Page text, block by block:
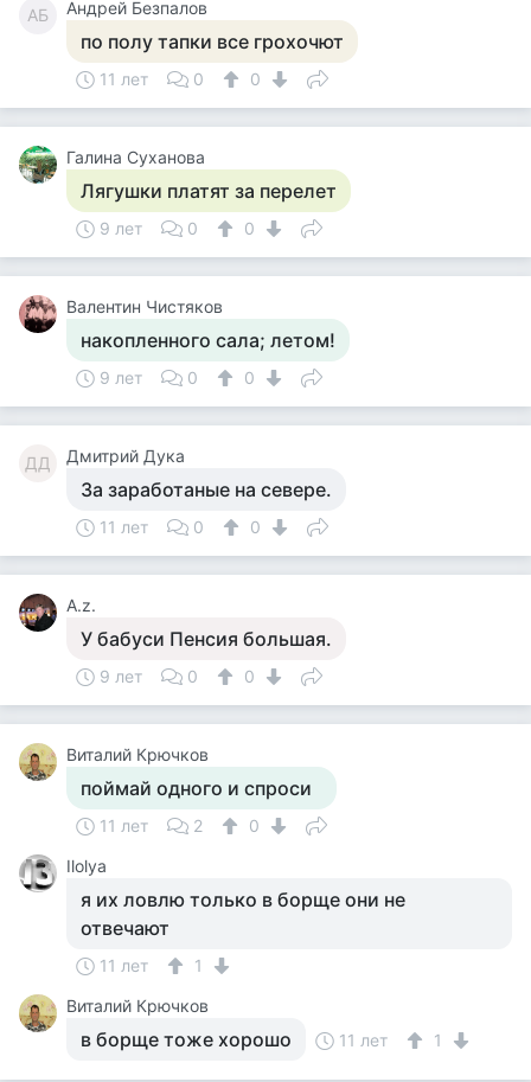
АБ Андрей Безпалов
по полу тапки все грохочют
11 лет 0 0
Галина Суханова
Лягушки платят за перелет
9 лет 0 0
Валентин Чистяков
накопленного сала; летом!
9 лет 0 0
ДД Дмитрий Дука
За заработаные на севере.
11 лет 0 0
А.z.
У бабуси Пенсия большая.
9 лет 0 0
Виталий Крючков
поймай одного и спроси
11 лет 2
0
Ilolya
я их ловлю только в борще они не
отвечают
11 лет
1
Виталий Крючков
в борще тоже хорошо 11 лет 1